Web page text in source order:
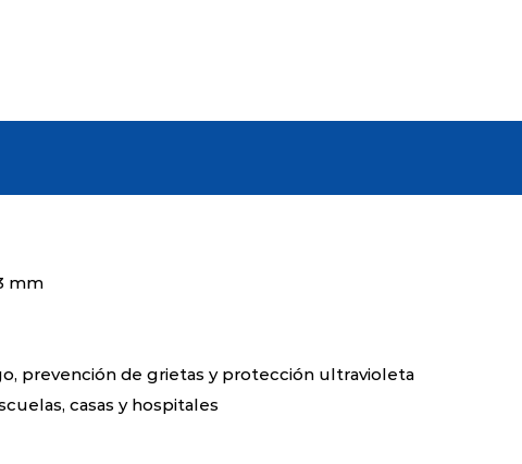
de entornos exigentes como
por la adición interna de
mm
prevención de grietas y protección ultravioleta
casas y hospitales